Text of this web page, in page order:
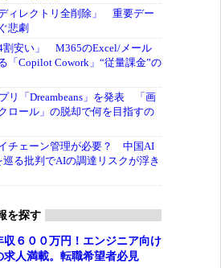
ィレクトリ全削除」 重要デー
悲劇
4割安い」 M365のExcel/メール
「Copilot Cowork」“従量課金”の
リ「Dreambeans」を発表 「画
ロール」の脱却で何を目指すの
チェーン管理が必要？ 中国AI
巡る批判でAIの調達リスクが浮き
を探す
収６００万円！エンジニア向け
求人満載。転職希望者必見